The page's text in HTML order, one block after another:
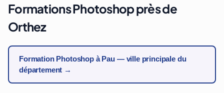
Formations Photoshop près de
Orthez
Formation Photoshop à Pau — ville principale du
département →